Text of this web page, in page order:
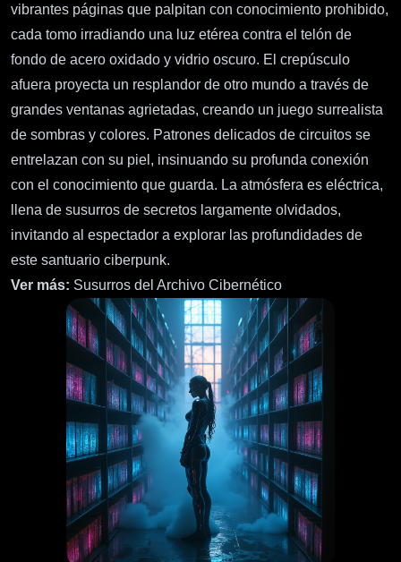
vibrantes páginas que palpitan con conocimiento prohibido,
cada tomo irradiando una luz etérea contra el telón de
fondo de acero oxidado y vidrio oscuro. El crepúsculo
afuera proyecta un resplandor de otro mundo a través de
grandes ventanas agrietadas, creando un juego surrealista
de sombras y colores. Patrones delicados de circuitos se
entrelazan con su piel, insinuando su profunda conexión
con el conocimiento que guarda. La atmósfera es eléctrica,
llena de susurros de secretos largamente olvidados,
invitando al espectador a explorar las profundidades de
este santuario ciberpunk.
Ver más: Susurros del Archivo Cibernético